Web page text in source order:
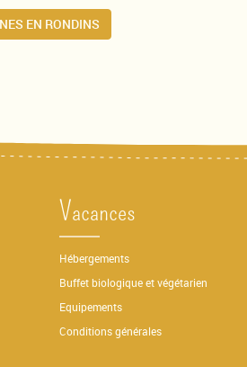
EN RONDINS
Vacances
Hébergements
Buffet biologique et végétarien
Equipements
Conditions générales